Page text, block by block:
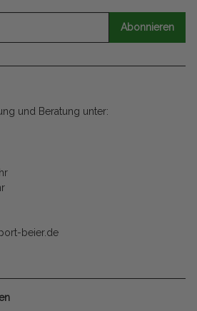
Abonnieren
und Beratung unter:
beier.de